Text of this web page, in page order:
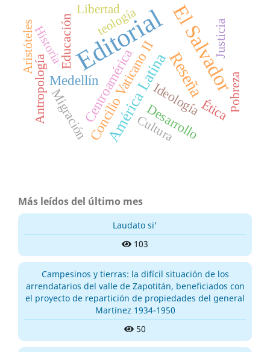
EditorialEl Salvador
Reseña
América Latina
Concilio Vaticano II
Centroamérica
Medellín
Migración Ideología
Antropología
Educación
Ética
Desarrollo
Justicia
teología
Historia
Libertad
Cultura
Pobreza
Aristóteles
Más leídos del último mes
Laudato si'
103
Campesinos y tierras: la difícil situación de los
arrendatarios del valle de Zapotitán, beneficiados con
el proyecto de repartición de propiedades del general
Martínez 1934-1950
50